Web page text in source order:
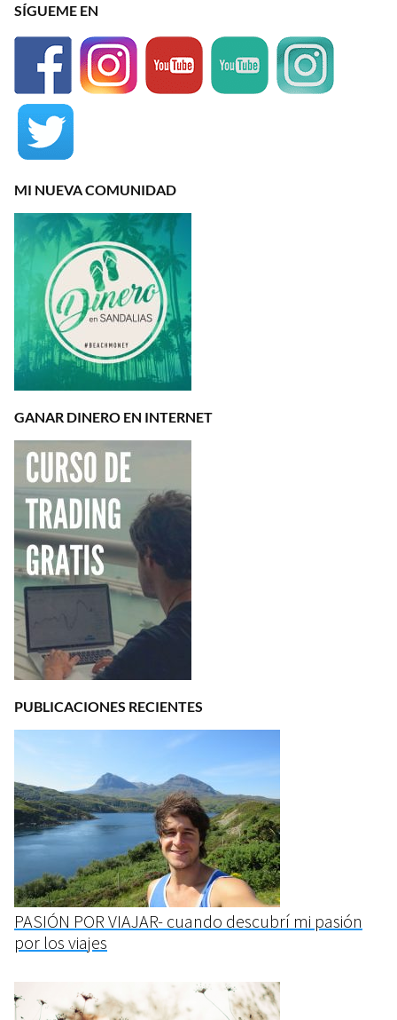
SÍGUEME EN
MI NUEVA COMUNIDAD
GANAR DINERO EN INTERNET
PUBLICACIONES RECIENTES
PASIÓN POR VIAJAR- cuando descubrí mi pasión
por los viajes